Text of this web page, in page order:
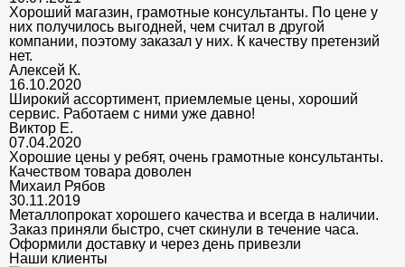
Хороший магазин, грамотные консультанты. По цене у
них получилось выгодней, чем считал в другой
компании, поэтому заказал у них. К качеству претензий
нет.
Алексей К.
16.10.2020
Широкий ассортимент, приемлемые цены, хороший
сервис. Работаем с ними уже давно!
Виктор Е.
07.04.2020
Хорошие цены у ребят, очень грамотные консультанты.
Качеством товара доволен
Михаил Рябов
30.11.2019
Металлопрокат хорошего качества и всегда в наличии.
Заказ приняли быстро, счет скинули в течение часа.
Оформили доставку и через день привезли
Наши клиенты